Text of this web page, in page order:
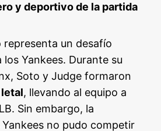
y deportivo de la partida
representa un desafío
Yankees. Durante su
Soto y Judge formaron
, llevando al equipo a
Sin embargo, la
no pudo competir